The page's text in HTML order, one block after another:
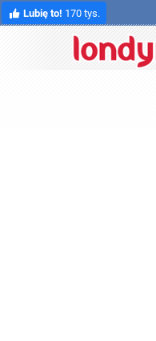
Lubię to! 170 tys.